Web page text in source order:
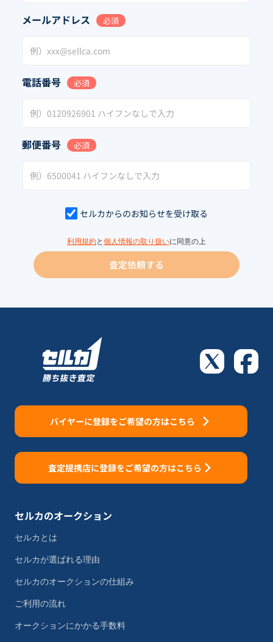
メールアドレス 必須
電話番号 必須
郵便番号 必須
セルカからのお知らせを受け取る
利用規約と 個人情報の取り扱いに同意の上
査定依頼する
バイヤーに登録をご希望の方はこちら
査定提携店に登録をご希望の方はこちら
セルカのオークション
セルカとは
セルカが選ばれる理由
セルカのオークションの仕組み
ご利用の流れ
オークションにかかる手数料